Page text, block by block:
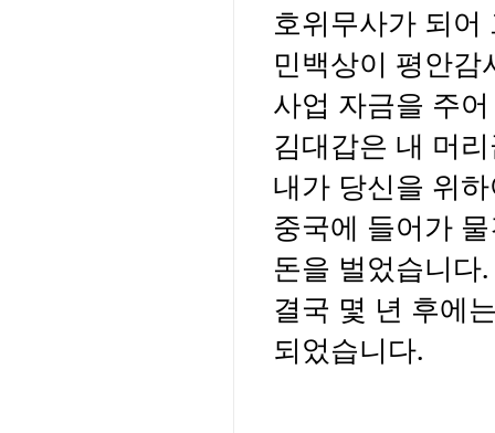
호위무사가 되어
민백상이 평안
사업 자금을 주
김대갑은 내 머
내가 당신을 위
중국에 들어가
돈을 벌었습니다.
결국 몇 년 후에
되었습니다.